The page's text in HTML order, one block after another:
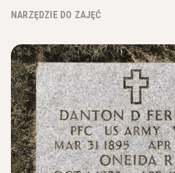
Wiadomości i wydarzenia
O NHD
Zaangażować się
NARZĘDZIE DO ZAJĘĆ